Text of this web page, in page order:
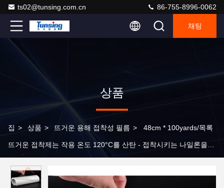
ts02@tunsing.com.cn 86-755-8996-0062
채팅
상품
집 > 상품 > 뜨거운 용해 접착성 필름 > 48cm * 100yards/목록
뜨거운 접착제는 작용 온도 120°C를 산탄 - 접착시키는 나일론을